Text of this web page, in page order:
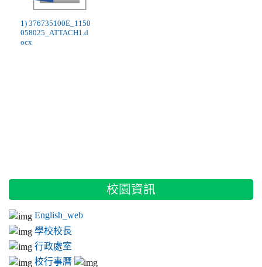
1) 376735100E_1150
058025_ATTACH1.d
ocx
::: 校園資訊
English_web
學校校長
行政處室
校行事曆